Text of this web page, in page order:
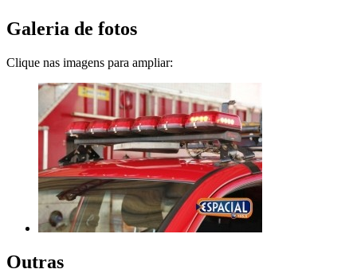
Galeria de fotos
Clique nas imagens para ampliar:
Outras